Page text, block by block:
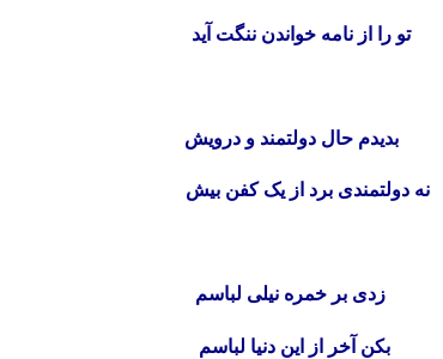
تو را از نامه خواندن ننگت آید
بدیدم حال دولتمند و درویش
نه دولتمندی برد از یک کفن بیش
زدی بر خمره نیلی لباسم
بکن آخر از این دنیا لباسم